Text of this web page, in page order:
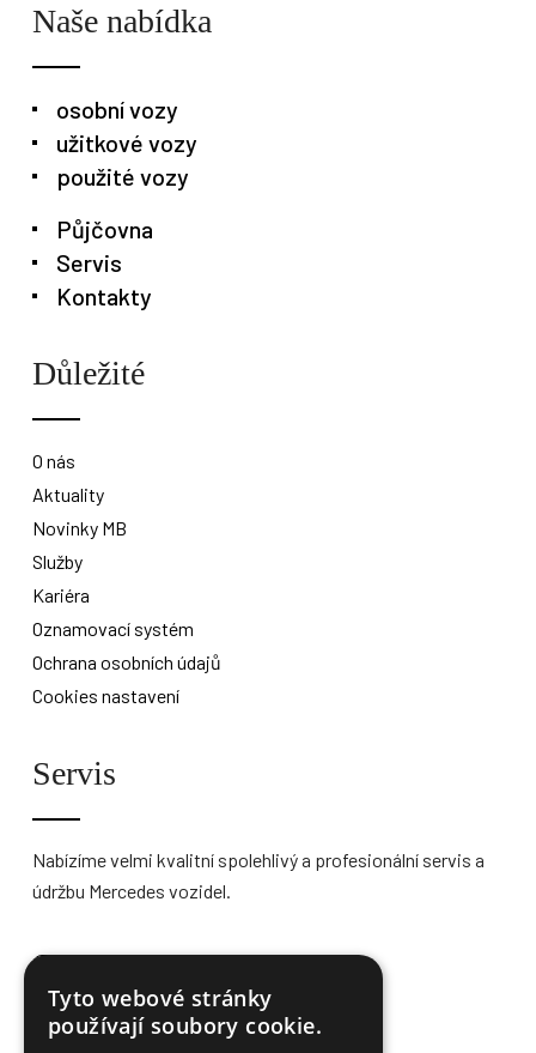
Naše nabídka
osobní vozy
užitkové vozy
použité vozy
Půjčovna
Servis
Kontakty
Důležité
O nás
Aktuality
Novinky MB
Služby
Kariéra
Oznamovací systém
Ochrana osobních údajů
Cookies nastavení
Servis
Nabízíme velmi kvalitní spolehlivý a profesionální servis a
údržbu Mercedes vozidel.
Tyto webové stránky
používají soubory cookie.